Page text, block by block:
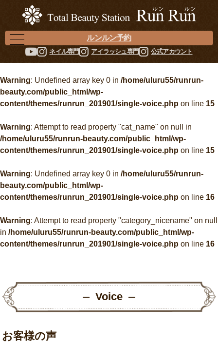
ルンルン予約
ネイル専門 アイラッシュ専門 公式アカウント
Warning: Undefined array key 0 in /home/uluru55/runrun-
beauty.com/public_html/wp-
content/themes/runrun_201901/single-voice.php on line 15
Warning: Attempt to read property "cat_name" on null in
/home/uluru55/runrun-beauty.com/public_html/wp-
content/themes/runrun_201901/single-voice.php on line 15
Warning: Undefined array key 0 in /home/uluru55/runrun-
beauty.com/public_html/wp-
content/themes/runrun_201901/single-voice.php on line 16
Warning: Attempt to read property "category_nicename" on null
in /home/uluru55/runrun-beauty.com/public_html/wp-
content/themes/runrun_201901/single-voice.php on line 16
Voice
お客様の声